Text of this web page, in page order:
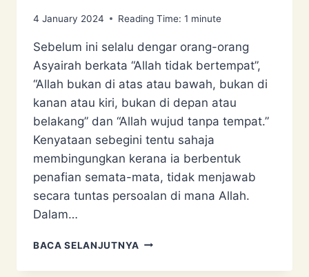
4 January 2024 Reading Time: 1 minute
Sebelum ini selalu dengar orang-orang
Asyairah berkata “Allah tidak bertempat”,
“Allah bukan di atas atau bawah, bukan di
kanan atau kiri, bukan di depan atau
belakang” dan “Allah wujud tanpa tempat.”
Kenyataan sebegini tentu sahaja
membingungkan kerana ia berbentuk
penafian semata-mata, tidak menjawab
secara tuntas persoalan di mana Allah.
Dalam…
BACA SELANJUTNYA PENGAKUAN
ASYAIRAH: